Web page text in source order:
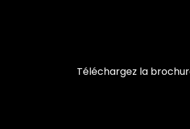
Téléchargez la